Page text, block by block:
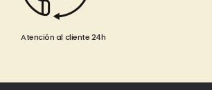
Atención al cliente 24h